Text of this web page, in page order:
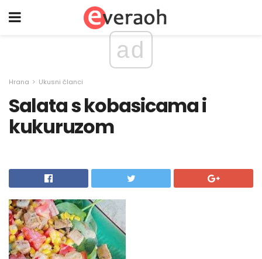
ad
Hrana Ukusni članci
Salata s kobasicama i
kukuruzom